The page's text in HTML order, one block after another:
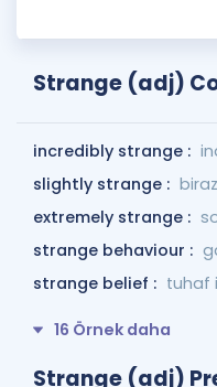
Strange (adj)
incredibly strange :
slightly strange :
extremely strange :
strange behaviour :
strange belief : tuhaf
16 Örnek daha
Strange (adj)